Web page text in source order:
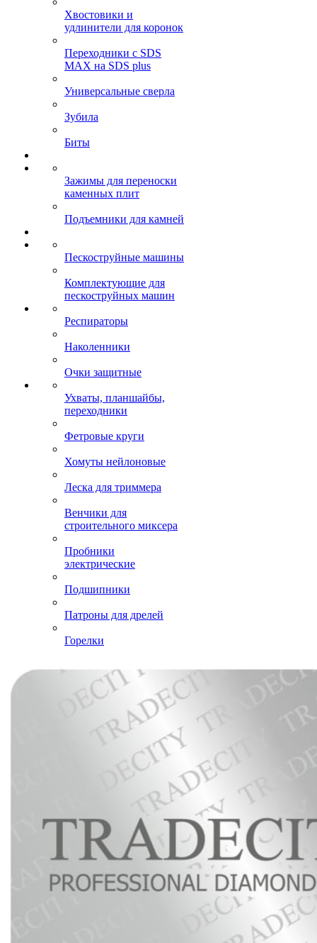
Хвостовики и
удлинители для коронок
Переходники с SDS
MAX на SDS plus
Универсальные сверла
Зубила
Биты
Зажимы для переноски
каменных плит
Подъемники для камней
Пескоструйные машины
Комплектующие для
пескоструйных машин
Респираторы
Наколенники
Очки защитные
Ухваты, планшайбы,
переходники
Фетровые круги
Хомуты нейлоновые
Леска для триммера
Венчики для
строительного миксера
Пробники
электрические
Подшипники
Патроны для дрелей
Горелки